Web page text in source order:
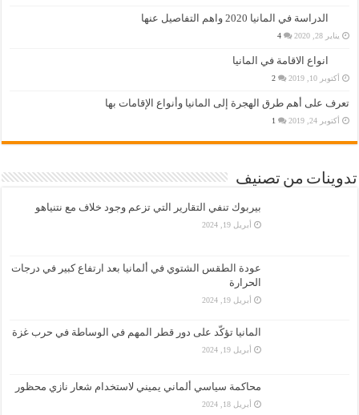
الدراسة في المانيا 2020 واهم التفاصيل عنها
يناير 28, 2020 4
انواع الاقامة في المانيا
أكتوبر 10, 2019 2
تعرف على أهم طرق الهجرة إلى المانيا وأنواع الإقامات بها
أكتوبر 24, 2019 1
تدوينات من تصنيف
بيربوك تنفي التقارير التي تزعم وجود خلاف مع نتنياهو
أبريل 19, 2024
عودة الطقس الشتوي في ألمانيا بعد ارتفاع كبير في درجات
الحرارة
أبريل 19, 2024
المانيا تؤكّد على دور قطر المهم في الوساطة في حرب غزة
أبريل 19, 2024
محاكمة سياسي ألماني يميني لاستخدام شعار نازي محظور
أبريل 18, 2024